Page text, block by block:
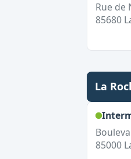
Rue
85680
La
85000